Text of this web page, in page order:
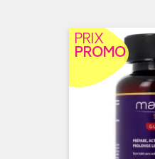
PRIX
PROMO